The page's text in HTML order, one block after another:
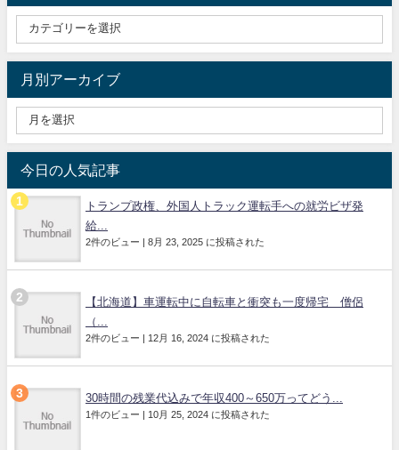
月別アーカイブ
今日の人気記事
トランプ政権、外国人トラック運転手への就労ビザ発
給...
2件のビュー 8月 23, 2025 に投稿された
【北海道】車運転中に自転車と衝突も一度帰宅 僧侶
（...
2件のビュー 12月 16, 2024 に投稿された
30時間の残業代込みで年収400～650万ってどう...
1件のビュー 10月 25, 2024 に投稿された